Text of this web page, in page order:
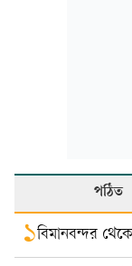
পঠিত
১বিমানবন্দর